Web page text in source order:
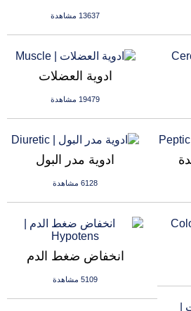
13637 مشاهدة
ادوية العضلات
19479 مشاهدة
ادوية مدر البول
6128 مشاهدة
انخفاض ضغط الدم
5109 مشاهدة